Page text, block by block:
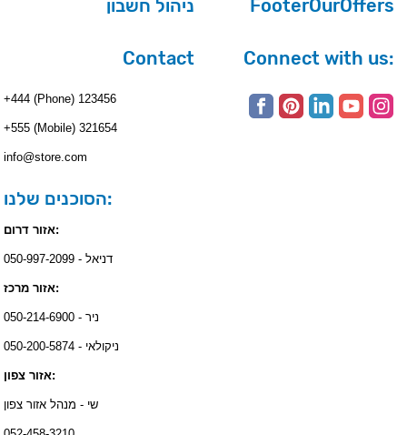
ניהול חשבון FooterOurOffers
Contact
+444 (Phone) 123456
+555 (Mobile) 321654
info@store.com
הסוכנים שלנו:
אזור דרום:
דניאל - 050-997-2099
אזור מרכז:
ניר - 050-214-6900
ניקולאי - 050-200-5874
אזור צפון:
שי - מנהל אזור צפון
Connect with us: